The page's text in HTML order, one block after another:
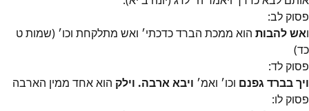
פסוק לב:
ואש להבות הוא ממכת הברד כדכתי׳ ואש מתלקחת וכו׳ (שמות ט
כד)
פסוק לד:
ויך בברד גפנם וכו׳ ואמ׳ ויבא ארבה. וילק הוא אחד ממין הארבה
פסוק לו: